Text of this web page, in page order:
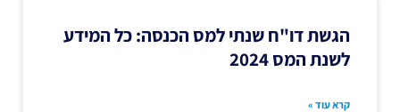
הגשת דו"ח שנתי למס הכנסה: כל המידע
לשנת המס 2024
קרא עוד »